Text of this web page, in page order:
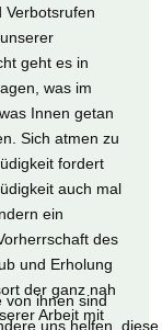
Verbotsrufen
geht es in
was im
Innen getan
Sich atmen zu
fordert
auch mal
ein
des
und Erholung
der ganz nah
Arbeit mit
von ihnen sind
uns helfen, diese